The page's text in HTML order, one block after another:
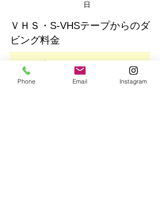
日
ＶＨＳ・S-VHSテープからのダ
ビング料金
Phone Email Instagram